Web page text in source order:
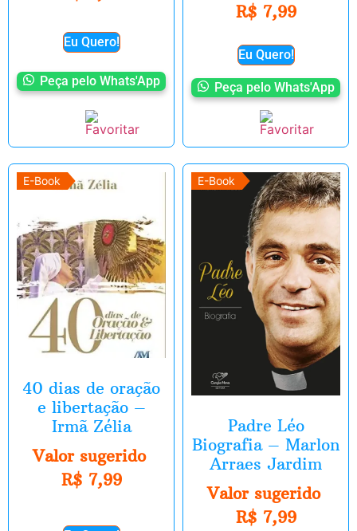
Eu Quero!
Peça pelo Whats'App
R$7,99
Eu Quero!
Peça pelo Whats'App
E-Book
40 dias de oração
e libertação –
Irmã Zélia
Valor sugerido
R$7,99
E-Book
Padre Léo
Biografia – Marlon
Arraes Jardim
Valor sugerido
R$7,99